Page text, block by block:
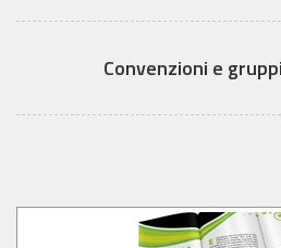
Convenzioni e